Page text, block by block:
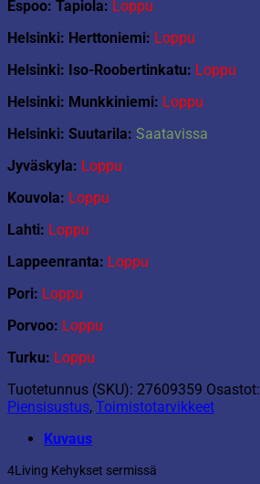
Espoo: Tapiola: Loppu
Helsinki: Herttoniemi: Loppu
Helsinki: Iso-Roobertinkatu: Loppu
Helsinki: Munkkiniemi: Loppu
Helsinki: Suutarila: Saatavissa
Jyväskyla: Loppu
Kouvola: Loppu
Lahti: Loppu
Lappeenranta: Loppu
Pori: Loppu
Porvoo: Loppu
Turku: Loppu
Tuotetunnus (SKU): 27609359 Osastot:
Piensisustus, Toimistotarvikkeet
Kuvaus
4Living Kehykset sermissä